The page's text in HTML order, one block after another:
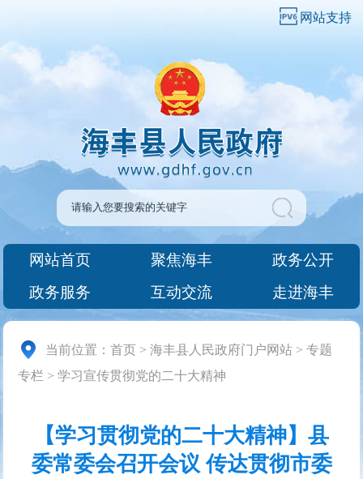
网站支持
网站首页 聚焦海丰
政务公开
政务服务
互动交流 走进海丰
当前位置：首页 >海丰县人民政府门户网站 >专题
专栏 >学习宣传贯彻党的二十大精神
【学习贯彻党的二十大精神】县
委常委会召开会议 传达贯彻市委